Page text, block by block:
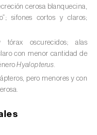
fornicatus, E.
kuroshio)
amygdali )
cerosa blanquecina,
sifones cortos y claros;
oscurecidos; alas
con menor cantidad de
Hyalopterus.
pero menores y con